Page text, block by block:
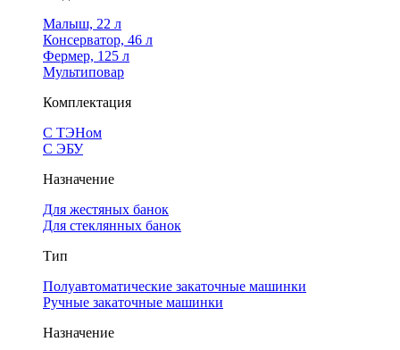
Малыш, 22 л
Консерватор, 46 л
Фермер, 125 л
Мультиповар
Комплектация
С ТЭНом
С ЭБУ
Назначение
Для жестяных банок
Для стеклянных банок
Тип
Полуавтоматические закаточные машинки
Ручные закаточные машинки
Назначение